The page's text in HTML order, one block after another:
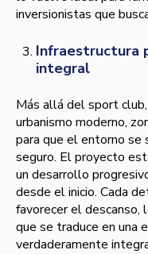
inversionistas que
Infraestructura
integral
Más allá del sport club,
urbanismo moderno,
para que el entorno se
seguro. El proyecto
un desarrollo
desde el inicio. Cada
favorecer el descanso,
que se traduce en una
verdaderamente